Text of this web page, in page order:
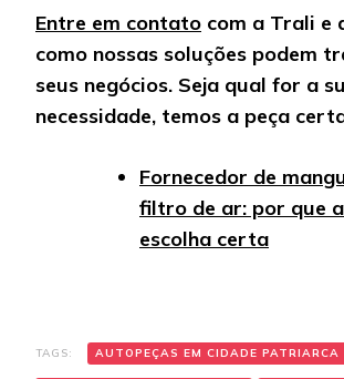
Entre em contato com a Trali e
como nossas soluções podem
seus negócios. Seja qual for a
necessidade, temos a peça
Fornecedor de
filtro de ar: por que
escolha certa
TAGS: AUTOPEÇAS EM CIDADE PATRIARCA